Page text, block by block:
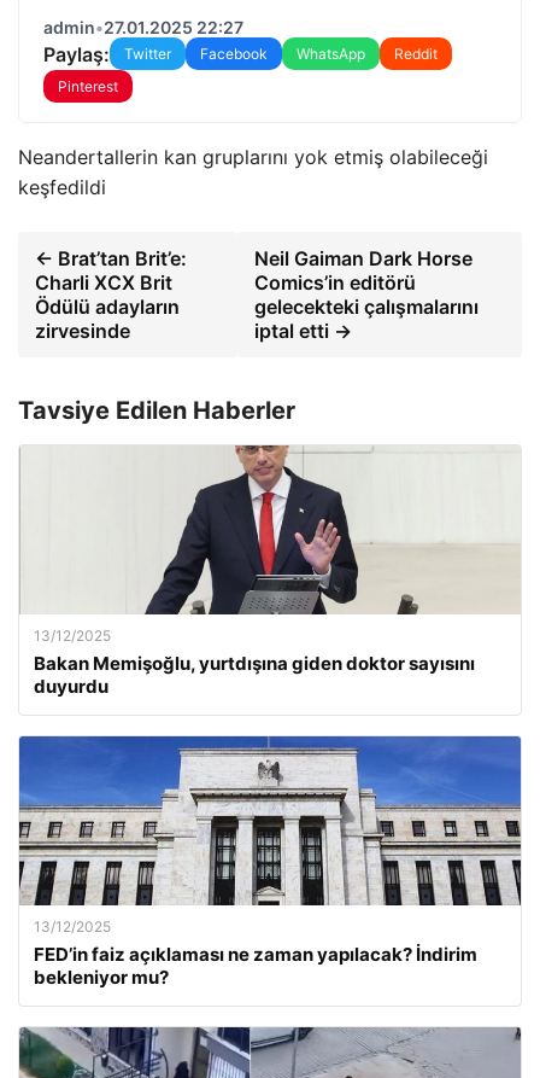
admin•27.01.2025 22:27
Paylaş: Twitter Facebook WhatsApp
Reddit
Pinterest
Neandertallerin kan gruplarını yok etmiş olabileceği
keşfedildi
← Brat’tan Brit’e:
Charli XCX Brit
Ödülü adayların
zirvesinde
Neil Gaiman Dark Horse
Comics’in editörü
gelecekteki çalışmalarını
iptal etti →
Tavsiye Edilen Haberler
13/12/2025
Bakan Memişoğlu, yurtdışına giden doktor sayısını
duyurdu
13/12/2025
FED’in faiz açıklaması ne zaman yapılacak? İndirim
bekleniyor mu?